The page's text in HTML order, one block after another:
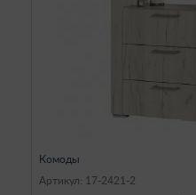
Комоды
Артикул: 17-2421-2